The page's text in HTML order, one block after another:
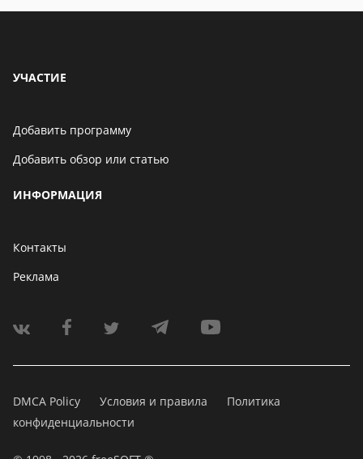
УЧАСТИЕ
Добавить программу
Добавить обзор или статью
ИНФОРМАЦИЯ
Контакты
Реклама
DMCA Policy Условия и правила
Политика
конфиденциальности